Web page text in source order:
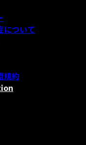
について
規約